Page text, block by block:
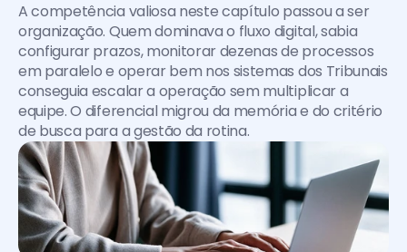
A competência valiosa neste capítulo passou a ser
organização. Quem dominava o fluxo digital, sabia
configurar prazos, monitorar dezenas de processos
em paralelo e operar bem nos sistemas dos Tribunais
conseguia escalar a operação sem multiplicar a
equipe. O diferencial migrou da memória e do critério
de busca para a gestão da rotina.